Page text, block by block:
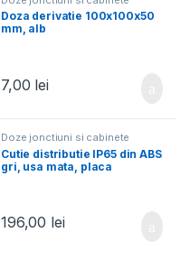
Doza derivatie 100x100x50
mm, alb
7,00 lei
Doze jonctiuni si cabinete
Cutie distributie IP65 din ABS
gri, usa mata, placa
196,00 lei